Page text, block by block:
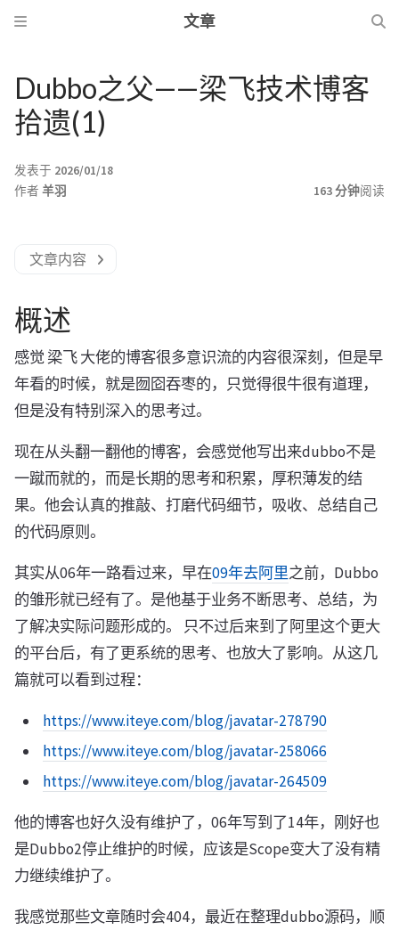
文章
Dubbo之父——梁飞技术博客
拾遗(1)
发表于 2026/01/18
作者 羊羽 163 分钟阅读
文章内容
概述
感觉 梁飞 大佬的博客很多意识流的内容很深刻，但是早
年看的时候，就是囫囵吞枣的，只觉得很牛很有道理，
但是没有特别深入的思考过。
现在从头翻一翻他的博客，会感觉他写出来dubbo不是
一蹴而就的，而是长期的思考和积累，厚积薄发的结
果。他会认真的推敲、打磨代码细节，吸收、总结自己
的代码原则。
其实从06年一路看过来，早在09年去阿里之前，Dubbo
的雏形就已经有了。是他基于业务不断思考、总结，为
了解决实际问题形成的。 只不过后来到了阿里这个更大
的平台后，有了更系统的思考、也放大了影响。从这几
篇就可以看到过程：
https://www.iteye.com/blog/javatar-278790
https://www.iteye.com/blog/javatar-258066
https://www.iteye.com/blog/javatar-264509
他的博客也好久没有维护了，06年写到了14年，刚好也
是Dubbo2停止维护的时候，应该是Scope变大了没有精
力继续维护了。
我感觉那些文章随时会404，最近在整理dubbo源码，顺